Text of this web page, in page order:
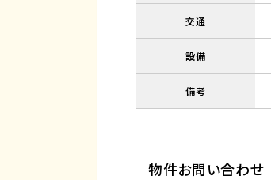
交通
設備
備考
物件お問い合わせ